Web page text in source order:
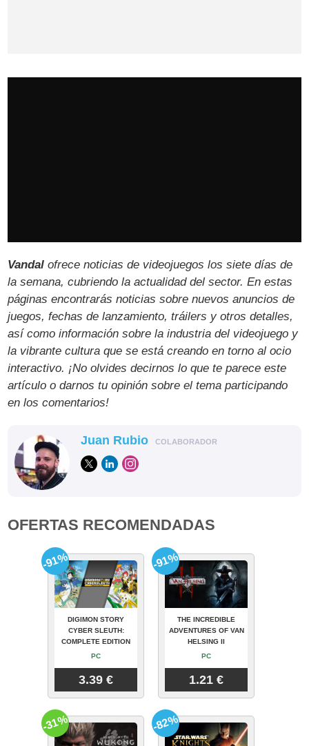
Vandal ofrece noticias de videojuegos los siete días de
la semana, cubriendo la actualidad del sector. En estas
páginas encontrarás noticias sobre nuevos anuncios de
juegos, fechas de lanzamiento, tráilers y otros detalles,
así como información sobre la industria del videojuego y
la vibrante cultura que se está creando en torno al ocio
interactivo. ¡No olvides decirnos lo que te parece este
artículo o darnos tu opinión sobre el tema participando
en los comentarios!
Juan Rubio COLABORADOR
OFERTAS RECOMENDADAS
DIGIMON STORY
CYBER SLEUTH:
COMPLETE EDITION
PC
3.39 €
-91%
THE INCREDIBLE
ADVENTURES OF VAN
HELSING II
PC
1.21 €
-91%
-31% -82%